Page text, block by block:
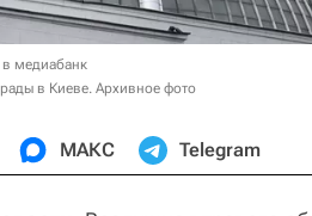
в медиабанк
в Киеве. Архивное фото
МАКС Telegram